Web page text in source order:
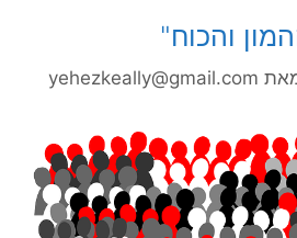
והכוח"
yehezkeally@gmail.com